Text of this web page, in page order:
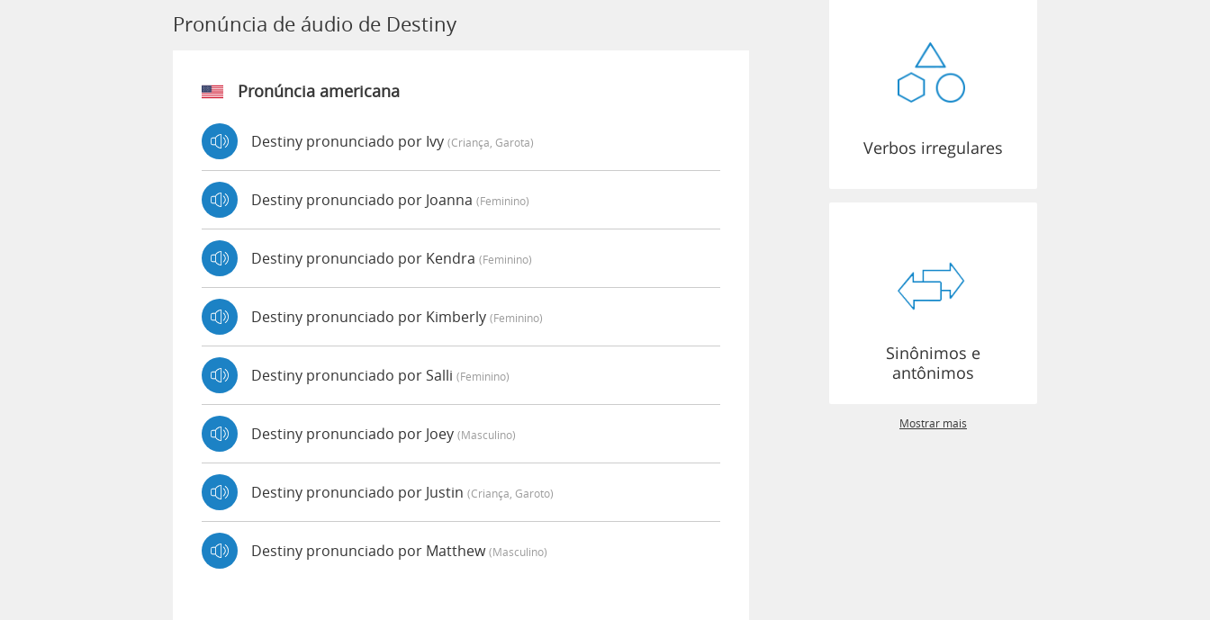
Pronúncia de áudio de Destiny
Pronúncia americana
Destiny pronunciado por Ivy (criança, Garota)
Destiny pronunciado por Joanna (feminino)
Destiny pronunciado por Kendra (feminino)
Destiny pronunciado por Kimberly (feminino)
Destiny pronunciado por Salli (feminino)
Destiny pronunciado por Joey (masculino)
Destiny pronunciado por Justin (criança, Garoto)
Destiny pronunciado por Matthew(masculino)
Verbos irregulares
Sinônimos e
antônimos
Mostrar mais